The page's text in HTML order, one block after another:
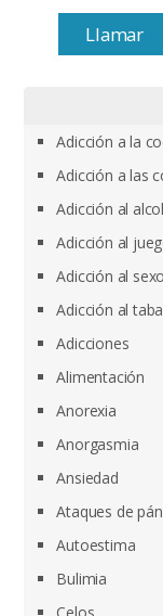
Llamar
Adicción a la
Adicción a las
Adicción al
Adicción al
Adicción al sexo
Adicción al
Adicciones
Alimentación
Anorexia
Anorgasmia
Ansiedad
Ataques de
Autoestima
Bulimia